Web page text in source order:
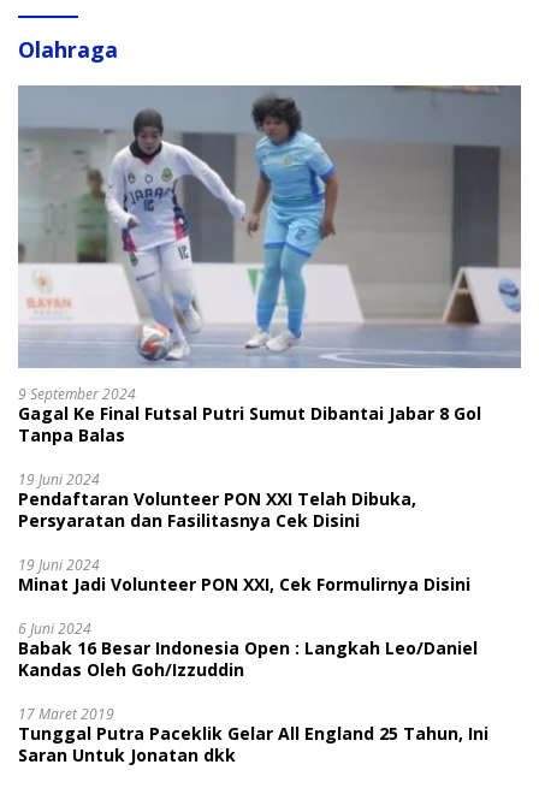
Olahraga
9 September 2024
Gagal Ke Final Futsal Putri Sumut Dibantai Jabar 8 Gol
Tanpa Balas
19 Juni 2024
Pendaftaran Volunteer PON XXI Telah Dibuka,
Persyaratan dan Fasilitasnya Cek Disini
19 Juni 2024
Minat Jadi Volunteer PON XXI, Cek Formulirnya Disini
6 Juni 2024
Babak 16 Besar Indonesia Open : Langkah Leo/Daniel
Kandas Oleh Goh/Izzuddin
17 Maret 2019
Tunggal Putra Paceklik Gelar All England 25 Tahun, Ini
Saran Untuk Jonatan dkk